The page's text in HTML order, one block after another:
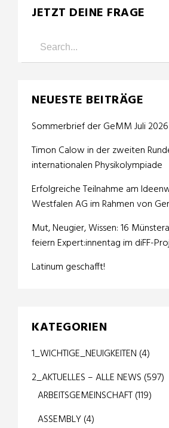
JETZT DEINE FRAGE
NEUESTE BEITRÄGE
Sommerbrief der GeMM Juli 2026
Timon Calow in der zweiten
internationalen Physikolympiade
Erfolgreiche Teilnahme am
Westfalen AG im Rahmen von
Mut, Neugier, Wissen: 16
feiern Expert:innentag im diFF-
Latinum geschafft!
KATEGORIEN
1_WICHTIGE_NEUIGKEITEN (4)
2_AKTUELLES – ALLE NEWS (597)
ARBEITSGEMEINSCHAFT(119)
ASSEMBLY(4)